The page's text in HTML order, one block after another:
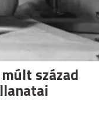
század